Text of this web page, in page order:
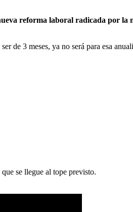
reforma laboral radicada por
de 3 meses, ya no será para esa
se llegue al tope previsto.